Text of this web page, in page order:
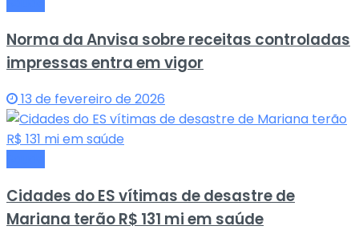
Norma da Anvisa sobre receitas controladas
impressas entra em vigor
13 de fevereiro de 2026
Cidades do ES vítimas de desastre de
Mariana terão R$ 131 mi em saúde